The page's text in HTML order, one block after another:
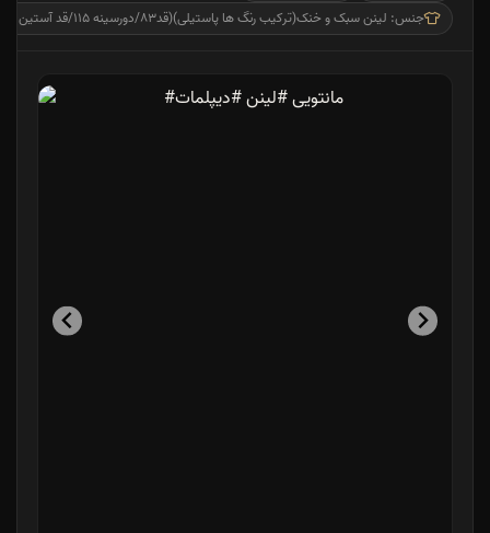
جنس: لینن سبک و خنک(ترکیب رنگ ها پاستیلی)(قد۸۳/دورسینه ۱۱۵/قد آستین از یقه ۷۲)